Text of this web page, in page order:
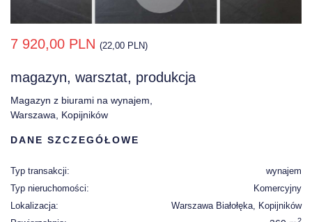
7 920,00 PLN (22,00 PLN)
magazyn, warsztat, produkcja
Magazyn z biurami na wynajem,
Warszawa, Kopijników
DANE SZCZEGÓŁOWE
Typ transakcji:
wynajem
Typ nieruchomości:
Komercyjny
Lokalizacja:
Warszawa Białołęka, Kopijników